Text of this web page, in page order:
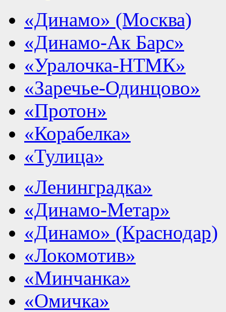
«Динамо» (Москва)
«Динамо-Ак Барс»
«Уралочка-НТМК»
«Заречье-Одинцово»
«Протон»
«Корабелка»
«Тулица»
«Ленинградка»
«Динамо-Метар»
«Динамо» (Краснодар)
«Локомотив»
«Минчанка»
«Омичка»